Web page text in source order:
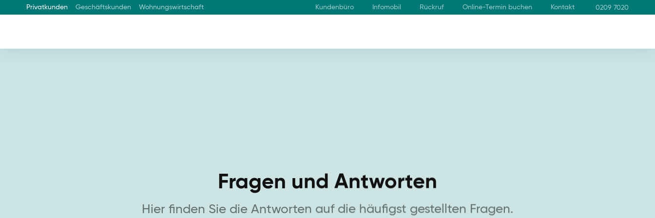
Privatkunden Geschäftskunden Wohnungswirtschaft Kundenbüro Infomobil Rückruf Online-Termin buchen Kontakt 0209 7020
Fragen und Antworten
Hier finden Sie die Antworten auf die häufigst gestellten Fragen.